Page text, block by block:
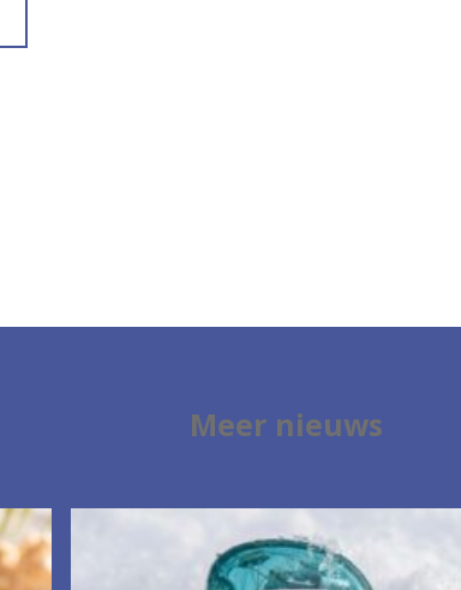
Meer nieuws